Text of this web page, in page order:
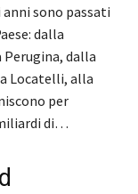
sono passati
dalla
dalla
Locatelli, alla
per
di…